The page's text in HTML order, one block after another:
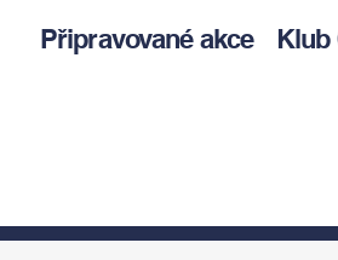
Připravované akce Klub